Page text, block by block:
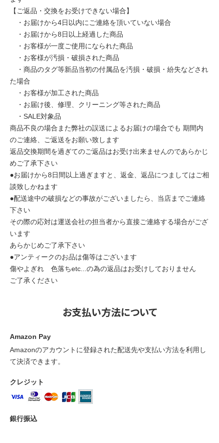
【ご返品・交換をお受けできない場合】
・お届けから4日以内にご連絡を頂いていない場合
・お届けから8日以上経過した商品
・お客様が一度ご使用になられた商品
・お客様が汚損・破損された商品
・商品のタグ等新品当初の付属品を汚損・破損・紛失などされ
た場合
・お客様が加工された商品
・お届け後、修理、クリーニング等された商品
・SALE対象品
商品不良の場合また弊社の誤送によるお届けの場合でも 期間内
のご連絡、ご返送をお願い致します
返品交換期間を過ぎてのご返品はお受け出来ませんのであらかじ
めご了承下さい
●お届けから8日間以上過ぎますと、返金、返品につましてはご相
談致しかねます
●配送途中の破損などの事故がございましたら、当店までご連絡
下さい
その際の応対は運送会社の担当者から直接ご連絡する場合がござ
います
あらかじめご了承下さい
●アンティークのお品は傷等はございます
傷やよぎれ 色落ちetc...の為の返品はお受けしておりません
ご了承ください
お支払い方法について
Amazon Pay
Amazonのアカウントに登録された配送先や支払い方法を利用し
て決済できます。
クレジット
銀行振込